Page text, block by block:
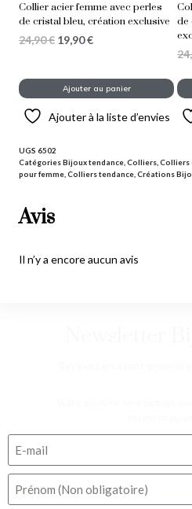
Collier acier femme avec perles
de cristal bleu, création exclusive
24,90€ 19,90€
Ajouter au panier
Ajouter à la liste d’envies
de
UGS 6502
CatégoriesBijoux tendance Colliers Colliers
pour femme Colliers tendance Créations
Avis
Il n’y a encore aucun avis